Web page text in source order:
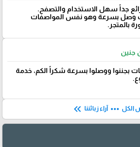
جداً سهل الاستخدام والتصفح.
وصل بسرعة وهو نفس المواصفات
بالمتجر.
جنين
المنتجات بجننوا ووصلوا بسرعة شكراً الكم٬ خدمة
الكل more_horiz آراء زبائننا keyboard_double_arrow_left